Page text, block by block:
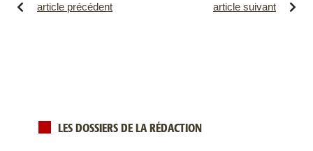
article précédent article suivant
LES DOSSIERS DE LA RÉDACTION